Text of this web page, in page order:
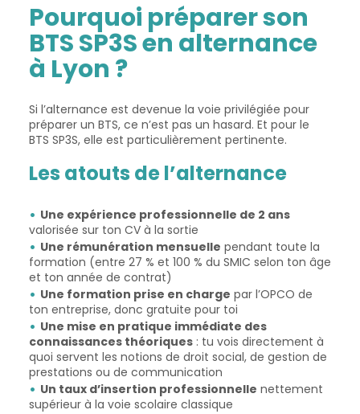
Pourquoi préparer son
BTS SP3S en alternance
à Lyon ?
Si l’alternance est devenue la voie privilégiée pour
préparer un BTS, ce n’est pas un hasard. Et pour le
BTS SP3S, elle est particulièrement pertinente.
Les atouts de l’alternance
Une expérience professionnelle de 2 ans
valorisée sur ton CV à la sortie
Une rémunération mensuelle pendant toute la
formation (entre 27 % et 100 % du SMIC selon ton âge
et ton année de contrat)
Une formation prise en charge par l’OPCO de
ton entreprise, donc gratuite pour toi
Une mise en pratique immédiate des
connaissances théoriques : tu vois directement à
quoi servent les notions de droit social, de gestion de
prestations ou de communication
Un taux d’insertion professionnelle nettement
supérieur à la voie scolaire classique